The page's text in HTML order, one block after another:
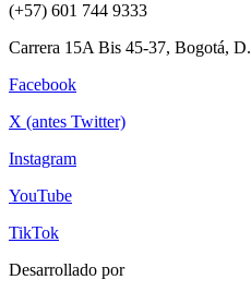
(+57) 601 744 9333
Carrera 15A Bis 45-37, Bogotá,
Facebook
X (antes Twitter)
Instagram
YouTube
TikTok
Desarrollado por